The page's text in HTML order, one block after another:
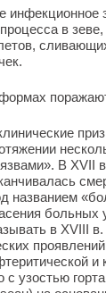
инфекционное
в
В XVII
названием
в XVIII
с узостью